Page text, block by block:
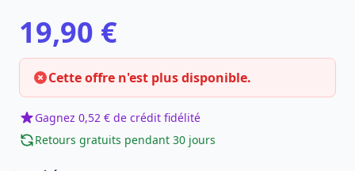
19,90 €
Cette offre n'est plus disponible.
Gagnez 0,52 € de crédit fidélité
Retours gratuits pendant 30 jours